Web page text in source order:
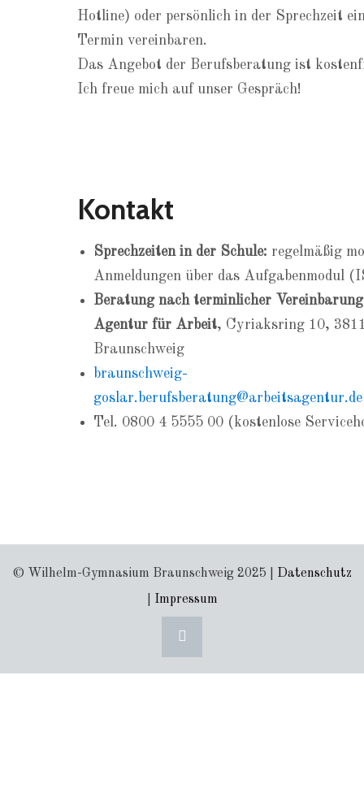
Hotline) oder persönlich in der Sprechzeit
Termin vereinbaren.
Das Angebot der Berufsberatung ist
Ich freue mich auf unser Gespräch!
Kontakt
Sprechzeiten in der Schule: regelmäßig
Anmeldungen über das Aufgabenmodul
Beratung nach terminlicher Vereinbarung
Agentur für Arbeit, Cyriaksring 10,
Braunschweig
braunschweig-
goslar.berufsberatung@arbeitsagentur.de
Tel. 0800 4 5555 00 (kostenlose
© Wilhelm-Gymnasium Braunschweig 2025 | Datenschutz
Impressum